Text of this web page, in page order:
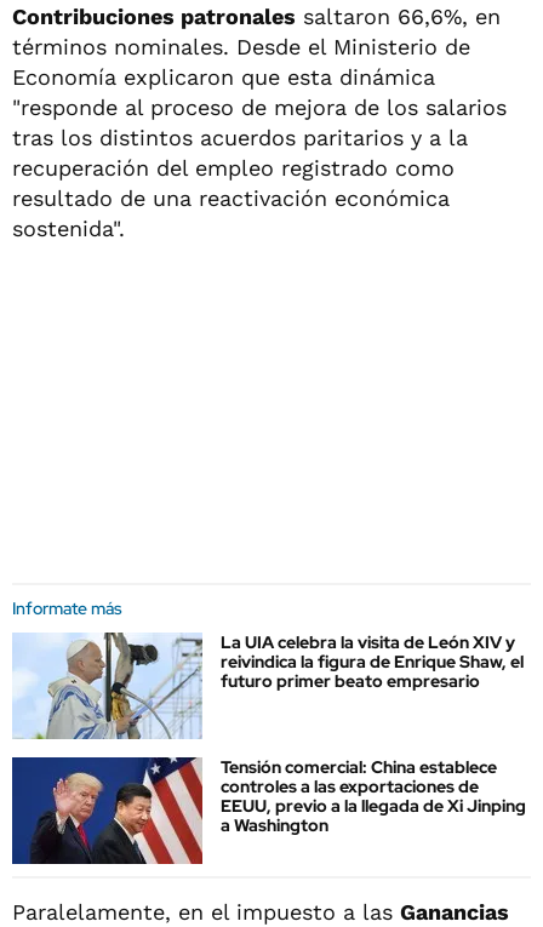
Contribuciones patronales saltaron 66,6%, en
términos nominales. Desde el Ministerio de
Economía explicaron que esta dinámica
"responde al proceso de mejora de los salarios
tras los distintos acuerdos paritarios y a la
recuperación del empleo registrado como
resultado de una reactivación económica
sostenida".
Informate más
La UIA celebra la visita de León XIV y
reivindica la figura de Enrique Shaw, el
futuro primer beato empresario
Tensión comercial: China establece
controles a las exportaciones de
EEUU, previo a la llegada de Xi Jinping
a Washington
Paralelamente, en el impuesto a las Ganancias